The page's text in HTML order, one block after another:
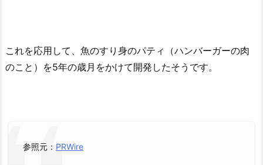
これを応用して、魚のすり身のパティ（ハンバーガーの肉
のこと）を5年の歳月をかけて開発したそうです。
参照元： PRWire